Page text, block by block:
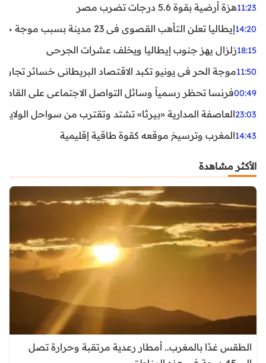
11:23هزة أرضية بقوة 5.6 درجات تضرب مصر
14:20إيطاليا تعلن التأهب القصوى في 23 مدينة بسبب موجة حر شديدة
18:15زلزال يهز جنوب إيطاليا ويخلف عشرات الجرحى
11:50موجة الحر في يونيو تكبد الاقتصاد البريطاني خسائر تجاوزت 1.5 مليار
00:49فرنسا تحظر رسمياً وسائل التواصل الاجتماعي على القاصرين
23:03العاصفة المدارية «بيرثا» تشتد وتقترب من سواحل
14:43المغرب وترسيخ موقعه كقوة طاقية إقليمية
الأكثر مشاهدة
الطقس غدًا بالمغرب.. أمطار رعدية مرتقبة وحرارة تصل